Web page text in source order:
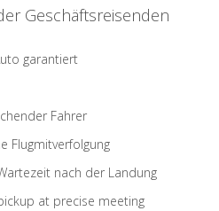
Geschäftsreisenden
garantiert
Fahrer
Flugmitverfolgung
nach der Landung
at precise meeting